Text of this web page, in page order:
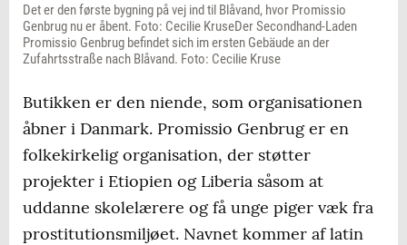
Det er den første bygning på vej ind til Blåvand, hvor Promissio
Genbrug nu er åbent. Foto: Cecilie KruseDer Secondhand-Laden
Promissio Genbrug befindet sich im ersten Gebäude an der
Zufahrtsstraße nach Blåvand. Foto: Cecilie Kruse
Butikken er den niende, som organisationen
åbner i Danmark. Promissio Genbrug er en
folkekirkelig organisation, der støtter
projekter i Etiopien og Liberia såsom at
uddanne skolelærere og få unge piger væk fra
prostitutionsmiljøet. Navnet kommer af latin